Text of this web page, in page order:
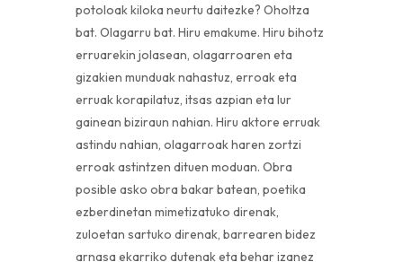
potoloak kiloka neurtu daitezke? Oholtza
bat. Olagarru bat. Hiru emakume. Hiru bihotz
erruarekin jolasean, olagarroaren eta
gizakien munduak nahastuz, erroak eta
erruak korapilatuz, itsas azpian eta lur
gainean biziraun nahian. Hiru aktore erruak
astindu nahian, olagarroak haren zortzi
erroak astintzen dituen moduan. Obra
posible asko obra bakar batean, poetika
ezberdinetan mimetizatuko direnak,
zuloetan sartuko direnak, barrearen bidez
arnasa ekarriko dutenak eta behar izanez